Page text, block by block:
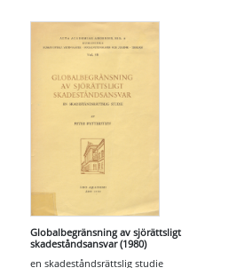
Globalbegränsning av sjörättsligt
skadeståndsansvar (1980)
en skadeståndsrättslig studie